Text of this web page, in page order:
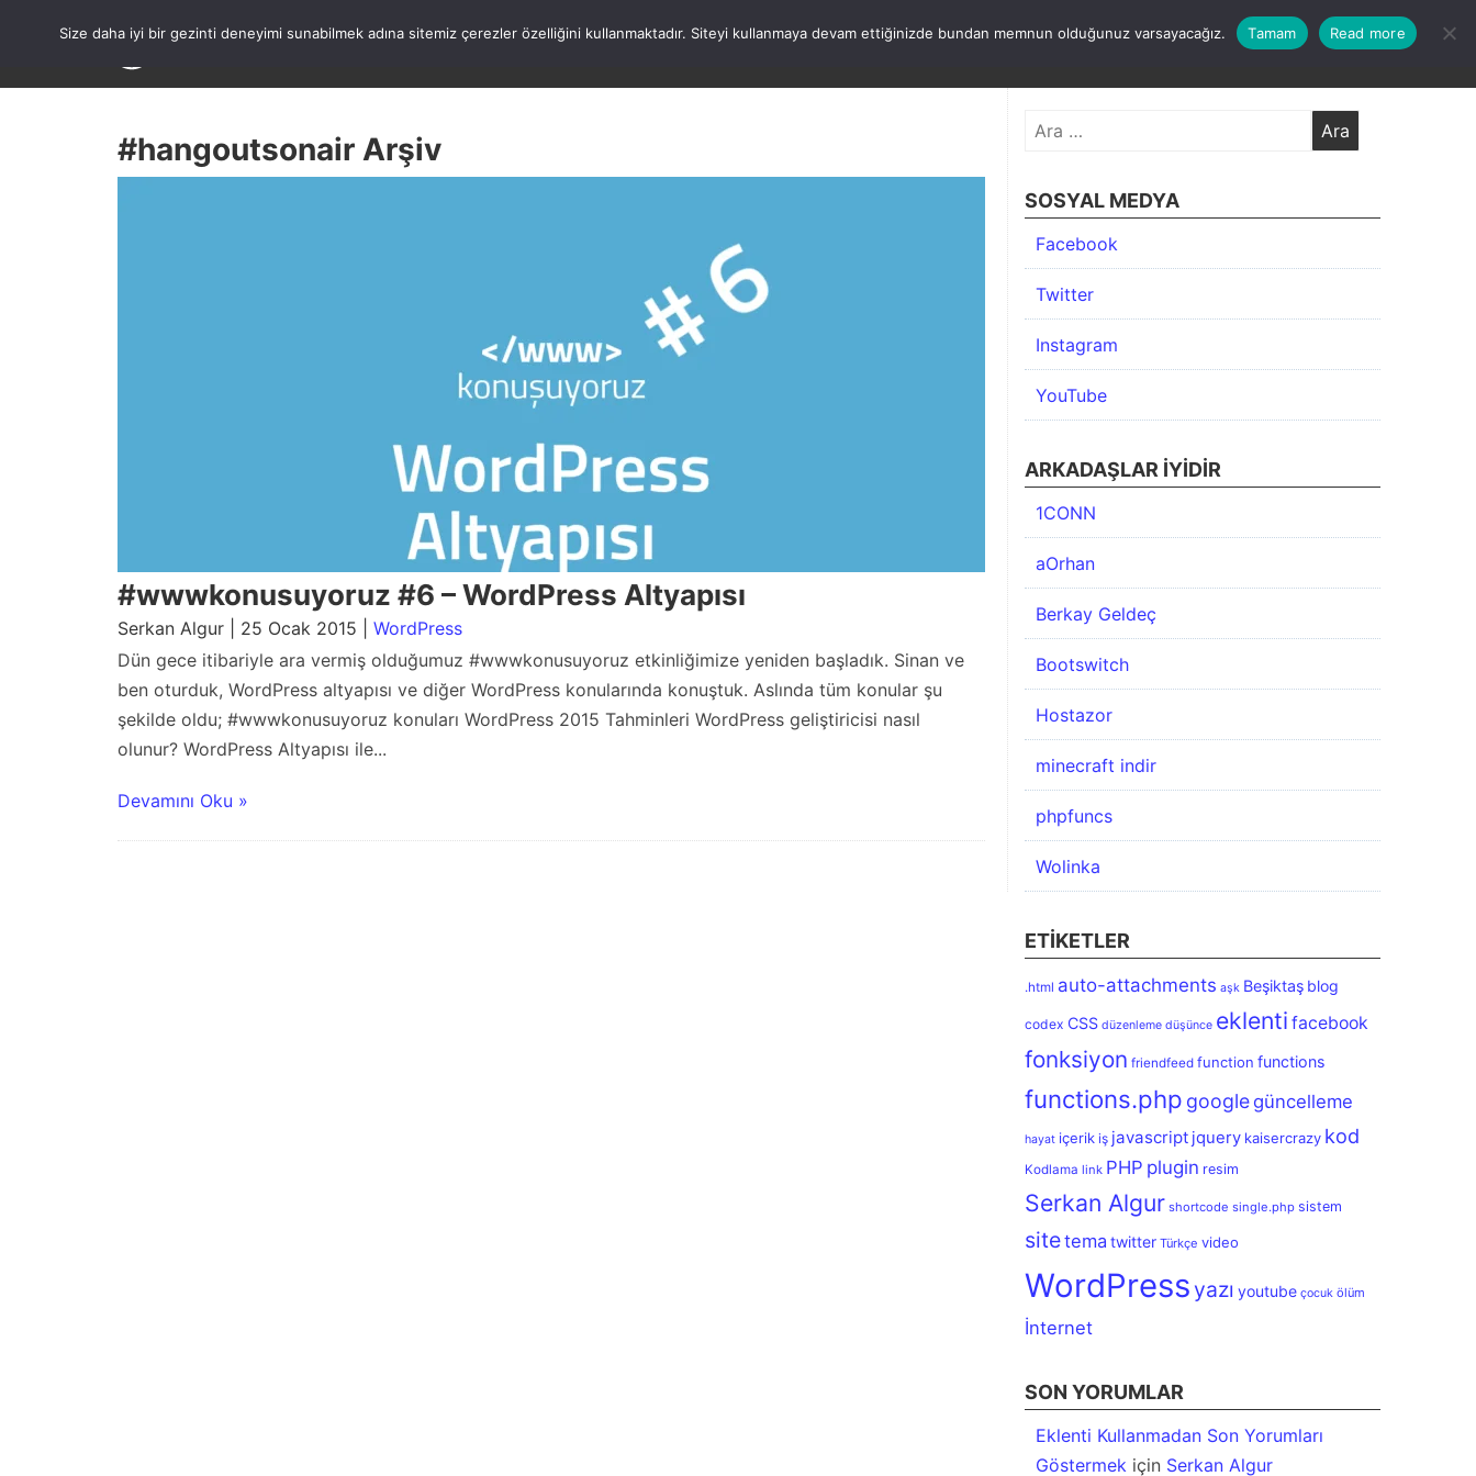
ANASAYFA WORDPRESS ATATÜRK HAKKIMDA KATEGORİLER İLETİŞİM ARŞİV
#hangoutsonair Arşiv
#wwwkonusuyoruz #6 – WordPress Altyapısı
Serkan Algur | 25 Ocak 2015 | WordPress
Dün gece itibariyle ara vermiş olduğumuz #wwwkonusuyoruz etkinliğimize yeniden başladık. Sinan ve
ben oturduk, WordPress altyapısı ve diğer WordPress konularında konuştuk. Aslında tüm konular şu
şekilde oldu; #wwwkonusuyoruz konuları WordPress 2015 Tahminleri WordPress geliştiricisi nasıl
olunur? WordPress Altyapısı ile...
Devamını Oku »
Arama:
SOSYAL MEDYA
Facebook
Twitter
Instagram
YouTube
ARKADAŞLAR İYIDIR
1CONN
aOrhan
Berkay Geldeç
Bootswitch
Hostazor
minecraft indir
phpfuncs
Wolinka
ETIKETLER
.html auto-attachments aşk Beşiktaş blog
codex CSS düzenleme düşünce eklenti facebook
fonksiyon friendfeed function functions
functions.php googlegüncelleme
hayat içerik iş javascript jquery kaisercrazy kod
Kodlama link PHP plugin resim
Serkan Algur shortcode single.php sistem
sitetema twitter Türkçe video
WordPressyazı youtube çocuk ölüm
İnternet
SON YORUMLAR
Eklenti Kullanmadan Son Yorumları
Göstermekiçin Serkan Algur
Size daha iyi bir gezinti deneyimi sunabilmek adına sitemiz çerezler özelliğini kullanmaktadır. Siteyi kullanmaya devam ettiğinizde bundan memnun olduğunuz varsayacağız. Tamam Read more